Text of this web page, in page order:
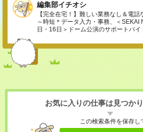
編集部イチオシ
【完全在宅！】難しい業務なし＆電
～時短＊データ入力・事務、＜SEKAI
日・16日＞ドーム公演のサポートバイ
お気に入りの仕事は見つか
この検索条件を保存し